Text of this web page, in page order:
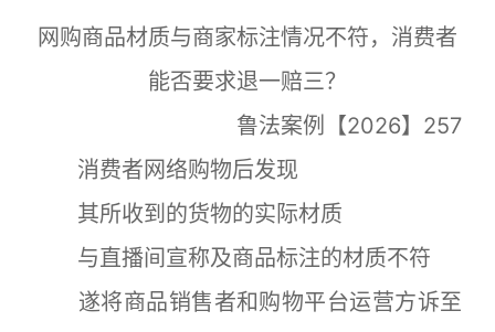
网购商品材质与商家标注情况不符，消费者
能否要求退一赔三？
鲁法案例【2026】257
消费者网络购物后发现
其所收到的货物的实际材质
与直播间宣称及商品标注的材质不符
遂将商品销售者和购物平台运营方诉至